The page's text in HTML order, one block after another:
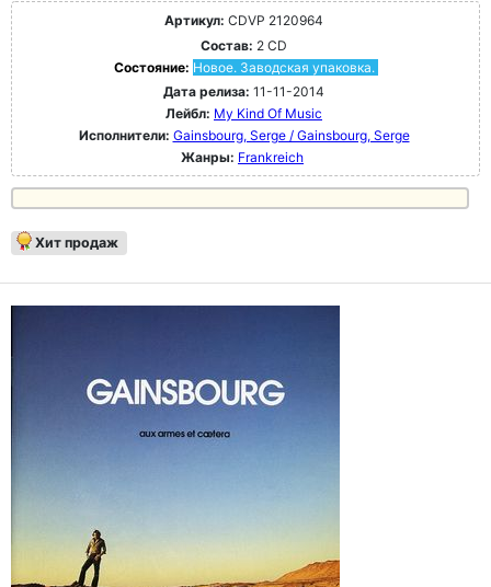
Артикул: CDVP 2120964
Состав: 2 CD
Состояние: Новое. Заводская упаковка.
Дата релиза: 11-11-2014
Лейбл: My Kind Of Music
Исполнители: Gainsbourg, Serge / Gainsbourg, Serge
Жанры: Frankreich
Хит продаж